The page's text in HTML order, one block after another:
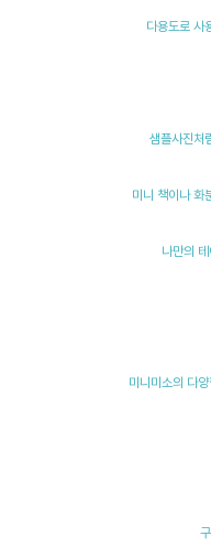
다용도로 사
샘플사진처
미니 책이나 화
나만의
미니미소의 다